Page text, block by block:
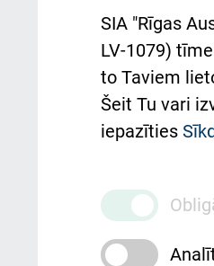
Pacienta
Kā pie
ceļvedis
Rekvizīti un
SIA "Rīgas
LV-1079)
to Taviem
Šeit Tu vari
iepazīties